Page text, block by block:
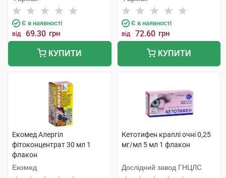
Є в наявності
від 69.30 грн
КУПИТИ
Є в наявності
від 72.60 грн
КУПИТИ
Екомед Алергіл
фітоконцентрат 30 мл 1
флакон
Екомед
Кетотифен краплі очні 0,25
мг/мл 5 мл 1 флакон
Дослідний завод ГНЦЛС